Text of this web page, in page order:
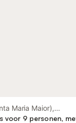
Maria Maior),
voor 9 personen,